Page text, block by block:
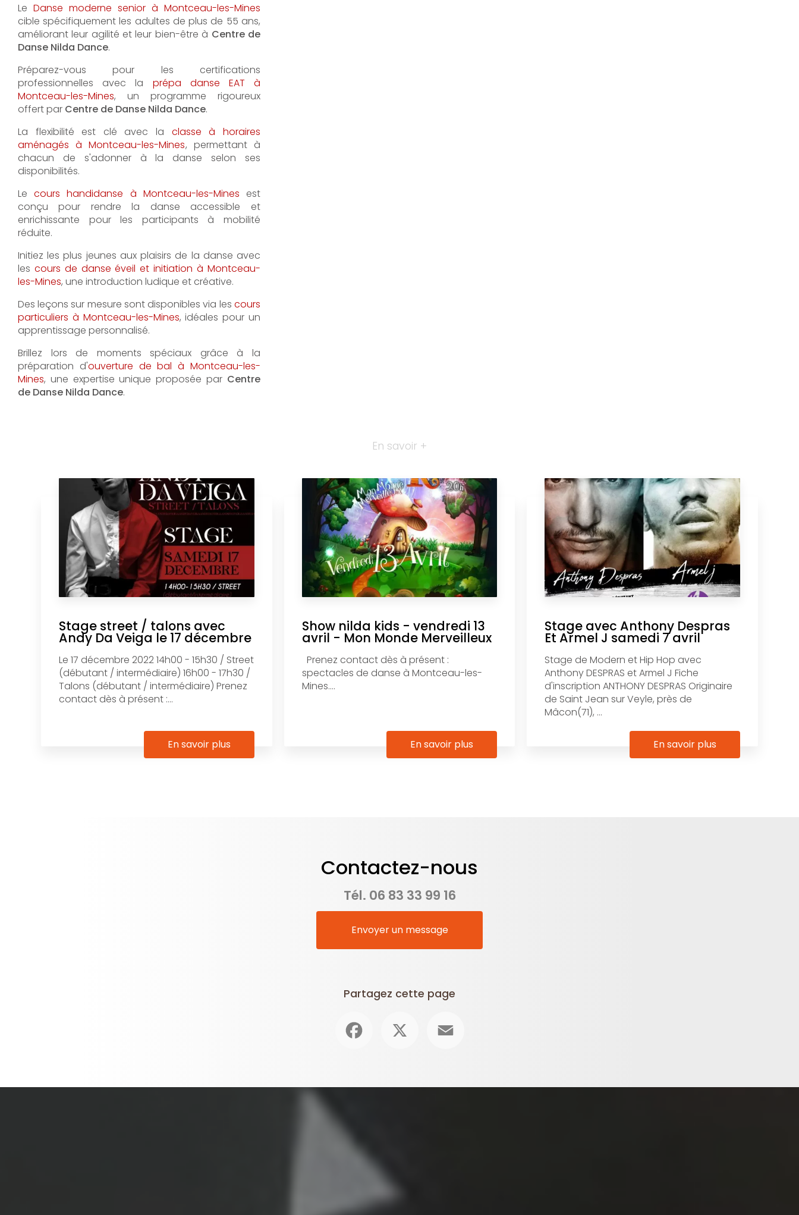
Le Danse moderne senior à Montceau-les-Mines
cible spécifiquement les adultes de plus de 55 ans,
améliorant leur agilité et leur bien-être à Centre de
Danse Nilda Dance.
Préparez-vous pour les certifications
professionnelles avec la prépa danse EAT à
Montceau-les-Mines, un programme rigoureux
offert par Centre de Danse Nilda Dance.
La flexibilité est clé avec la classe à horaires
aménagés à Montceau-les-Mines, permettant à
chacun de s'adonner à la danse selon ses
disponibilités.
Lecours handidanse à Montceau-les-Mines est
conçu pour rendre la danse accessible et
enrichissante pour les participants à mobilité
réduite.
Initiez les plus jeunes aux plaisirs de la danse avec
les cours de danse éveil et initiation à Montceau-
les-Mines, une introduction ludique et créative.
Des leçons sur mesure sont disponibles via les cours
particuliers à Montceau-les-Mines, idéales pour un
apprentissage personnalisé.
Brillez lors de moments spéciaux grâce à la
préparation d'ouverture de bal à Montceau-les-
Mines, une expertise unique proposée par Centre
de Danse Nilda Dance.
En savoir +
Stage street / talons avec
Andy Da Veiga le 17 décembre
Le 17 décembre 2022 14h00 - 15h30 / Street
(débutant / intermédiaire) 16h00 - 17h30 /
Talons (débutant / intermédiaire) Prenez
contact dès à présent :...
En savoir plus
Show nilda kids - vendredi 13
avril - Mon Monde Merveilleux
Prenez contact dès à présent :
spectacles de danse à Montceau-les-
Mines....
En savoir plus
Stage avec Anthony Despras
Et Armel J samedi 7 avril
Stage de Modern et Hip Hop avec
Anthony DESPRAS et Armel J Fiche
d'inscription ANTHONY DESPRAS Originaire
de Saint Jean sur Veyle, près de
Mâcon(71), ...
En savoir plus
Contactez-nous
Tél. 06 83 33 99 16
Envoyer un message
Partagez cette page